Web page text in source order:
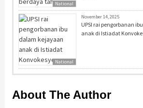
National
National
November 14, 2025
UPSI rai pengorbanan
anak di Istiadat
About The Author